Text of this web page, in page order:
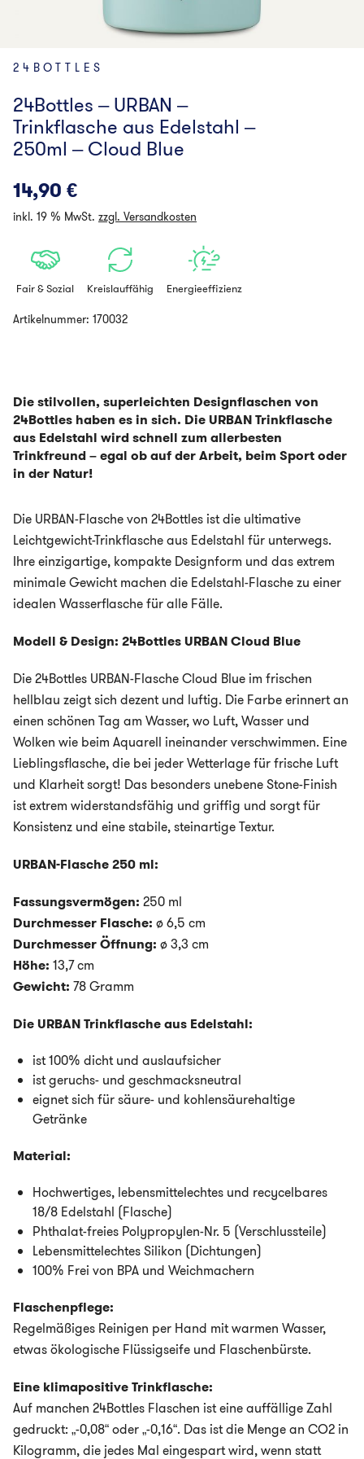
24BOTTLES
24Bottles – URBAN –
Trinkflasche aus Edelstahl –
250ml – Cloud Blue
14,90 €
inkl. 19 % MwSt. zzgl. Versandkosten
Fair & Sozial Kreislauffähig Energieeffizienz
Artikelnummer: 170032
Die stilvollen, superleichten Designflaschen von
24Bottles haben es in sich. Die URBAN Trinkflasche
aus Edelstahl wird schnell zum allerbesten
Trinkfreund – egal ob auf der Arbeit, beim Sport oder
in der Natur!
Die URBAN-Flasche von 24Bottles ist die ultimative
Leichtgewicht-Trinkflasche aus Edelstahl für unterwegs.
Ihre einzigartige, kompakte Designform und das extrem
minimale Gewicht machen die Edelstahl-Flasche zu einer
idealen Wasserflasche für alle Fälle.
Modell & Design: 24Bottles URBAN Cloud Blue
Die 24Bottles URBAN-Flasche Cloud Blue im frischen
hellblau zeigt sich dezent und luftig. Die Farbe erinnert an
einen schönen Tag am Wasser, wo Luft, Wasser und
Wolken wie beim Aquarell ineinander verschwimmen. Eine
Lieblingsflasche, die bei jeder Wetterlage für frische Luft
und Klarheit sorgt! Das besonders unebene Stone-Finish
ist extrem widerstandsfähig und griffig und sorgt für
Konsistenz und eine stabile, steinartige Textur.
URBAN-Flasche 250 ml:
Fassungsvermögen: 250 ml
Durchmesser Flasche: ø 6,5 cm
Durchmesser Öffnung: ø 3,3 cm
Höhe: 13,7 cm
Gewicht: 78 Gramm
Die URBAN Trinkflasche aus Edelstahl:
ist 100% dicht und auslaufsicher
ist geruchs- und geschmacksneutral
eignet sich für säure- und kohlensäurehaltige
Getränke
Material:
Hochwertiges, lebensmittelechtes und recycelbares
18/8 Edelstahl (Flasche)
Phthalat-freies Polypropylen-Nr. 5 (Verschlussteile)
Lebensmittelechtes Silikon (Dichtungen)
100% Frei von BPA und Weichmachern
Flaschenpflege:
Regelmäßiges Reinigen per Hand mit warmen Wasser,
etwas ökologische Flüssigseife und Flaschenbürste.
Eine klimapositive Trinkflasche:
Auf manchen 24Bottles Flaschen ist eine auffällige Zahl
gedruckt: „-0,08“ oder „-0,16“. Das ist die Menge an CO2 in
Kilogramm, die jedes Mal eingespart wird, wenn statt